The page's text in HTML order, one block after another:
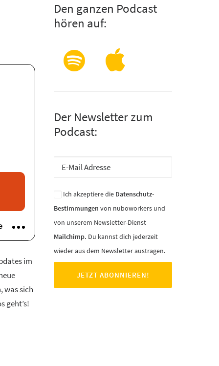
im
was sich
geht’s!
Den ganzen Podcast
hören auf:
Der Newsletter zum
Podcast:
Ich akzeptiere die Datenschutz-
Bestimmungen von nuboworkers und
von unserem Newsletter-Dienst
Mailchimp. Du kannst dich jederzeit
wieder aus dem Newsletter austragen.